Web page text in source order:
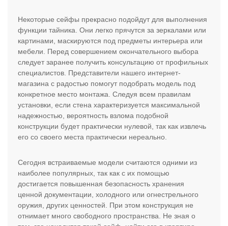
Некоторые сейфы прекрасно подойдут для выполнения
функции тайника. Они легко прячутся за зеркалами или
картинами, маскируются под предметы интерьера или
мебели. Перед совершением окончательного выбора
следует заранее получить консультацию от профильных
специалистов. Представители нашего интернет-
магазина с радостью помогут подобрать модель под
конкретное место монтажа. Следуя всем правилам
установки, если стена характеризуется максимальной
надежностью, вероятность взлома подобной
конструкции будет практически нулевой, так как извлечь
его со своего места практически нереально.
Сегодня встраиваемые модели считаются одними из
наиболее популярных, так как с их помощью
достигается повышенная безопасность хранения
ценной документации, холодного или огнестрельного
оружия, других ценностей. При этом конструкция не
отнимает много свободного пространства. Не зная о